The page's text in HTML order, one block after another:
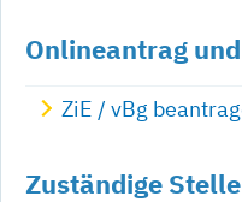
Onlineantrag
ZiE / vBg
Zuständige Stelle